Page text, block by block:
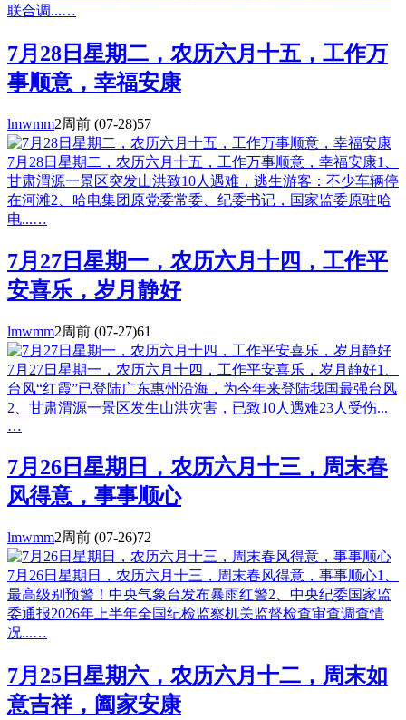
联合调...…
7月28日星期二，农历六月十五，工作万
事顺意，幸福安康
lmwmm2周前 (07-28)57
7月28日星期二，农历六月十五，工作万事顺意，幸福安康1、
甘肃渭源一景区突发山洪致10人遇难，逃生游客：不少车辆停
在河滩2、哈电集团原党委常委、纪委书记，国家监委原驻哈
电...…
7月27日星期一，农历六月十四，工作平
安喜乐，岁月静好
lmwmm2周前 (07-27)61
7月27日星期一，农历六月十四，工作平安喜乐，岁月静好1、
台风“红霞”已登陆广东惠州沿海，为今年来登陆我国最强台风
2、甘肃渭源一景区发生山洪灾害，已致10人遇难23人受伤...
…
7月26日星期日，农历六月十三，周末春
风得意，事事顺心
lmwmm2周前 (07-26)72
7月26日星期日，农历六月十三，周末春风得意，事事顺心1、
最高级别预警！中央气象台发布暴雨红警2、中央纪委国家监
委通报2026年上半年全国纪检监察机关监督检查审查调查情
况...…
7月25日星期六，农历六月十二，周末如
意吉祥，阖家安康